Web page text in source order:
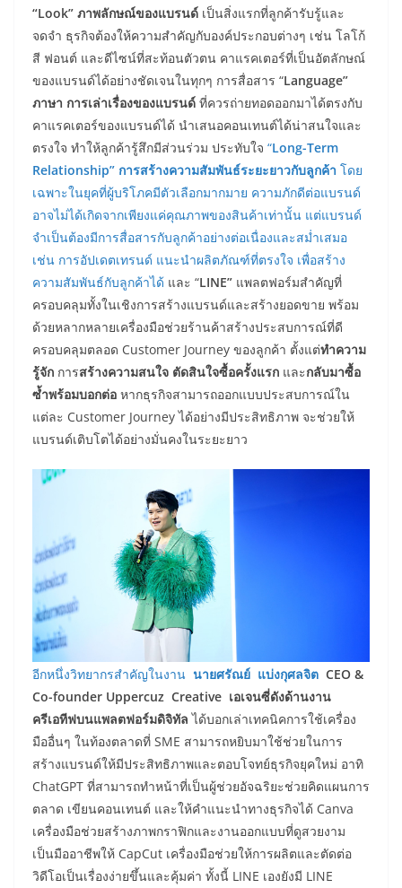
“Look” ภาพลักษณ์ของแบรนด์ เป็นสิ่งแรกที่ลูกค้ารับรู้และ
จดจำ ธุรกิจต้องให้ความสำคัญกับองค์ประกอบต่างๆ เช่น โลโก้
สี ฟอนต์ และดีไซน์ที่สะท้อนตัวตน คาแรคเตอร์ที่เป็นอัตลักษณ์
ของแบรนด์ได้อย่างชัดเจนในทุกๆ การสื่อสาร “Language”
ภาษา การเล่าเรื่องของแบรนด์ ที่ควรถ่ายทอดออกมาได้ตรงกับ
คาแรคเตอร์ของแบรนด์ได้ นำเสนอคอนเทนต์ได้น่าสนใจและ
ตรงใจ ทำให้ลูกค้ารู้สึกมีส่วนร่วม ประทับใจ “Long-Term
Relationship” การสร้างความสัมพันธ์ระยะยาวกับลูกค้า โดย
เฉพาะในยุคที่ผู้บริโภคมีตัวเลือกมากมาย ความภักดีต่อแบรนด์
อาจไม่ได้เกิดจากเพียงแค่คุณภาพของสินค้าเท่านั้น แต่แบรนด์
จำเป็นต้องมีการสื่อสารกับลูกค้าอย่างต่อเนื่องและสม่ำเสมอ
เช่น การอัปเดตเทรนด์ แนะนำผลิตภัณฑ์ที่ตรงใจ เพื่อสร้าง
ความสัมพันธ์กับลูกค้าได้ และ “LINE” แพลตฟอร์มสำคัญที่
ครอบคลุมทั้งในเชิงการสร้างแบรนด์และสร้างยอดขาย พร้อม
ด้วยหลากหลายเครื่องมือช่วยร้านค้าสร้างประสบการณ์ที่ดี
ครอบคลุมตลอด Customer Journey ของลูกค้า ตั้งแต่ทำความ
รู้จัก การสร้างความสนใจ ตัดสินใจซื้อครั้งแรก และกลับมาซื้อ
ซ้ำพร้อมบอกต่อ หากธุรกิจสามารถออกแบบประสบการณ์ใน
แต่ละ Customer Journey ได้อย่างมีประสิทธิภาพ จะช่วยให้
แบรนด์เติบโตได้อย่างมั่นคงในระยะยาว
อีกหนึ่งวิทยากรสำคัญในงาน นายศรัณย์ แบ่งกุศลจิต CEO &
Co-founder Uppercuz Creative เอเจนซี่ดังด้านงาน
ครีเอทีฟบนแพลตฟอร์มดิจิทัล ได้บอกเล่าเทคนิคการใช้เครื่อง
มืออื่นๆ ในท้องตลาดที่ SME สามารถหยิบมาใช้ช่วยในการ
สร้างแบรนด์ให้มีประสิทธิภาพและตอบโจทย์ธุรกิจยุคใหม่ อาทิ
ChatGPT ที่สามารถทำหน้าที่เป็นผู้ช่วยอัจฉริยะช่วยคิดแผนการ
ตลาด เขียนคอนเทนต์ และให้คำแนะนำทางธุรกิจได้ Canva
เครื่องมือช่วยสร้างภาพกราฟิกและงานออกแบบที่ดูสวยงาม
เป็นมืออาชีพให้ CapCut เครื่องมือช่วยให้การผลิตและตัดต่อ
วิดีโอเป็นเรื่องง่ายขึ้นและคุ้มค่า ทั้งนี้ LINE เองยังมี LINE